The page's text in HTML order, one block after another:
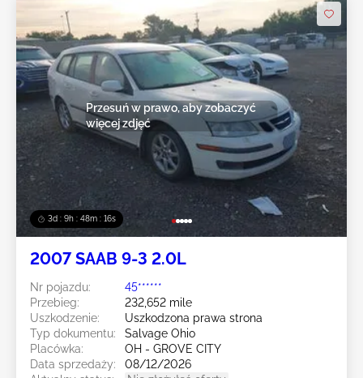
3d : 9h : 48m : 15s
Przesuń w prawo, aby zobaczyć
więcej zdjęć
2007 SAAB 9-3 2.0L
Nr pojazdu:
45******
Przebieg:
232,652 mile
Uszkodzenie:
Uszkodzona prawa strona
Typ dokumentu:
Salvage Ohio
Placówka:
OH - GROVE CITY
Data sprzedaży:
08/12/2026